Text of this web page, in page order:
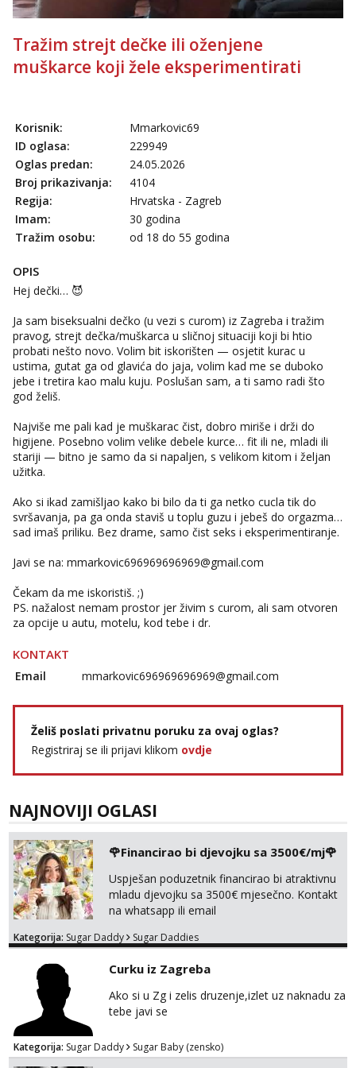
Tražim strejt dečke ili oženjene
muškarce koji žele eksperimentirati
Korisnik:
Mmarkovic69
ID oglasa:
229949
Oglas predan:
24.05.2026
Broj prikazivanja:
4104
Regija:
Hrvatska - Zagreb
Imam:
30 godina
Tražim osobu:
od 18 do 55 godina
OPIS
Hej dečki… 😈
Ja sam biseksualni dečko (u vezi s curom) iz Zagreba i tražim
pravog, strejt dečka/muškarca u sličnoj situaciji koji bi htio
probati nešto novo. Volim bit iskorišten — osjetit kurac u
ustima, gutat ga od glavića do jaja, volim kad me se duboko
jebe i tretira kao malu kuju. Poslušan sam, a ti samo radi što
god želiš.
Najviše me pali kad je muškarac čist, dobro miriše i drži do
higijene. Posebno volim velike debele kurce… fit ili ne, mladi ili
stariji — bitno je samo da si napaljen, s velikom kitom i željan
užitka.
Ako si ikad zamišljao kako bi bilo da ti ga netko cucla tik do
svršavanja, pa ga onda staviš u toplu guzu i jebeš do orgazma…
sad imaš priliku. Bez drame, samo čist seks i eksperimentiranje.
Javi se na: mmarkovic696969696969@gmail.com
Čekam da me iskoristiš. ;)
PS. nažalost nemam prostor jer živim s curom, ali sam otvoren
za opcije u autu, motelu, kod tebe i dr.
KONTAKT
Email mmarkovic696969696969@gmail.com
Želiš poslati privatnu poruku za ovaj oglas?
Registriraj se ili prijavi klikom ovdje
NAJNOVIJI OGLASI
🌹Financirao bi djevojku sa 3500€/mj🌹
Uspješan poduzetnik financirao bi atraktivnu
mladu djevojku sa 3500€ mjesečno. Kontakt
na whatsapp ili email
Kategorija: Sugar Daddy Sugar Daddies
Curku iz Zagreba
Ako si u Zg i zelis druzenje,izlet uz naknadu za
tebe javi se
Kategorija: Sugar Daddy Sugar Baby (zensko)